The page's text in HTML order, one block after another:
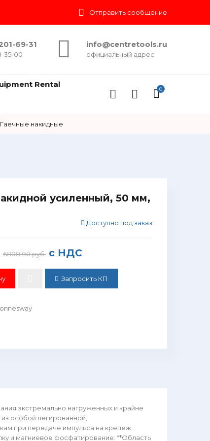
Отправить сообщение
69-31
35-00
info@centretools.ru
официальный адрес
Rental
0
Гаечные накидные
усиленный, 50 мм,
Доступно под заказ
6808.00 руб. с НДС
Запросить КП
экстремально нагруженных и крайне
особой легированной,
при передаче импульса на крепеж.
и магниевое фосфатирование. **Область